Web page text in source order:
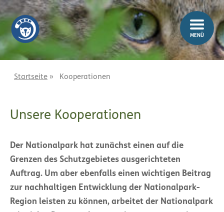
u
I
n
u
H
a
MENÜ
Startseite » Kooperationen
Unsere Kooperationen
Der Nationalpark hat zunächst einen auf die
Grenzen des Schutzgebietes ausgerichteten
Auftrag. Um aber ebenfalls einen wichtigen Beitrag
zur nachhaltigen Entwicklung der Nationalpark-
Region leisten zu können, arbeitet der Nationalpark